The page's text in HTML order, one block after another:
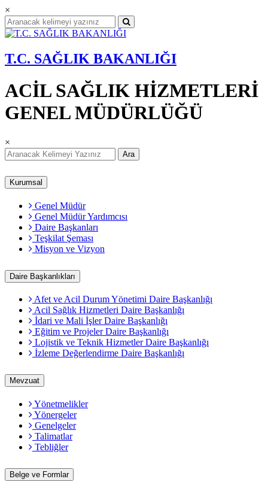
×
T.C. SAĞLIK BAKANLIĞI
ACİL SAĞLIK HİZMETLERİ
GENEL MÜDÜRLÜĞÜ
×
Ara
Kurumsal
Genel Müdür
Genel Müdür Yardımcısı
Daire Başkanları
Teşkilat Şeması
Misyon ve Vizyon
Daire Başkanlıkları
Afet ve Acil Durum Yönetimi Daire Başkanlığı
Acil Sağlık Hizmetleri Daire Başkanlığı
İdari ve Mali İşler Daire Başkanlığı
Eğitim ve Projeler Daire Başkanlığı
Lojistik ve Teknik Hizmetler Daire Başkanlığı
İzleme Değerlendirme Daire Başkanlığı
Mevzuat
Yönetmelikler
Yönergeler
Genelgeler
Talimatlar
Tebliğler
Belge ve Formlar